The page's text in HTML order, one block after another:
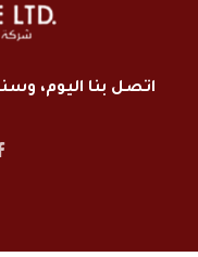
اتصل بنا اليوم،